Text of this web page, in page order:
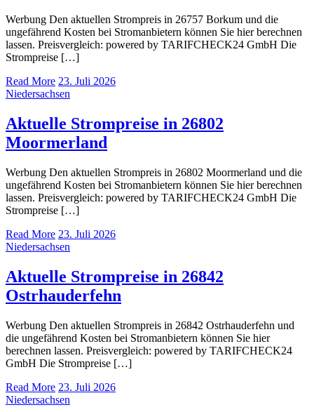
Werbung Den aktuellen Strompreis in 26757 Borkum und die
ungefährend Kosten bei Stromanbietern können Sie hier berechnen
lassen. Preisvergleich: powered by TARIFCHECK24 GmbH Die
Strompreise […]
Read More 23. Juli 2026
Niedersachsen
Aktuelle Strompreise in 26802
Moormerland
Werbung Den aktuellen Strompreis in 26802 Moormerland und die
ungefährend Kosten bei Stromanbietern können Sie hier berechnen
lassen. Preisvergleich: powered by TARIFCHECK24 GmbH Die
Strompreise […]
Read More 23. Juli 2026
Niedersachsen
Aktuelle Strompreise in 26842
Ostrhauderfehn
Werbung Den aktuellen Strompreis in 26842 Ostrhauderfehn und
die ungefährend Kosten bei Stromanbietern können Sie hier
berechnen lassen. Preisvergleich: powered by TARIFCHECK24
GmbH Die Strompreise […]
Read More 23. Juli 2026
Niedersachsen